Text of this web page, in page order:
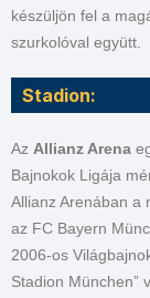
készüljön fel a
szurkolóval együtt.
Stadion:
Az Allianz Arena
Bajnokok Ligája
Allianz Arenában a
az FC Bayern
2006-os
Stadion München”